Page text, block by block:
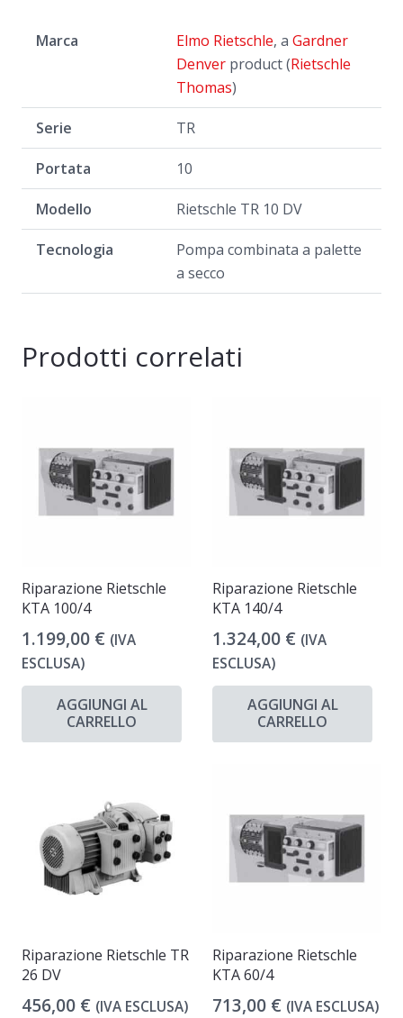
Marca Elmo Rietschle, a Gardner
Denver product (Rietschle
Thomas)
Serie TR
Portata 10
Modello Rietschle TR 10 DV
Tecnologia
Pompa combinata a palette
a secco
Prodotti correlati
Riparazione Rietschle
KTA 100/4
1.199,00 € (IVA
ESCLUSA)
AGGIUNGI AL
CARRELLO
Riparazione Rietschle
KTA 140/4
1.324,00 € (IVA
ESCLUSA)
AGGIUNGI AL
CARRELLO
Riparazione Rietschle TR
26 DV
456,00 € (IVA ESCLUSA)
Riparazione Rietschle
KTA 60/4
713,00 € (IVA ESCLUSA)